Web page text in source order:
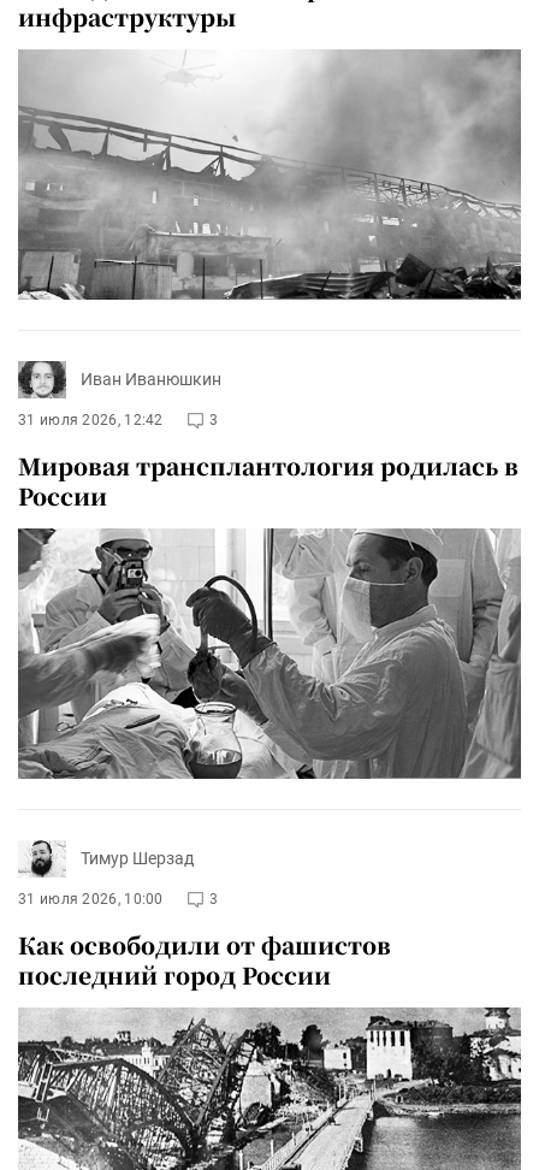
инфраструктуры
Иван Иванюшкин
31 июля 2026, 12:42 3
Мировая трансплантология родилась в
России
Тимур Шерзад
31 июля 2026, 10:00 3
Как освободили от фашистов
последний город России